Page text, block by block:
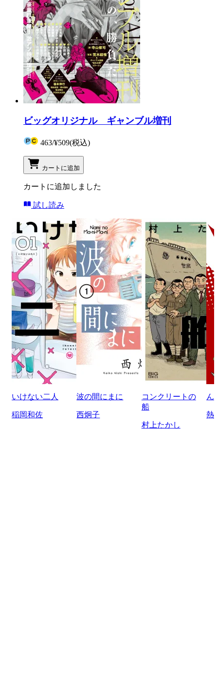
ビッグオリジナル ギャンブル増刊
463/¥509(税込)
カートに追加
カートに追加しました
試し読み
いけない二人
稲岡和佐
波の間にまに
西炯子
コンクリートの
船
村上たかし
ん
熱